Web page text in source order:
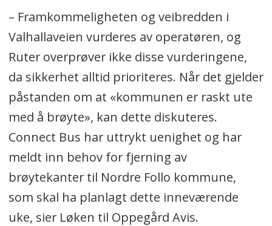
– Framkommeligheten og veibredden i
Valhallaveien vurderes av operatøren, og
Ruter overprøver ikke disse vurderingene,
da sikkerhet alltid prioriteres. Når det gjelder
påstanden om at «kommunen er raskt ute
med å brøyte», kan dette diskuteres.
Connect Bus har uttrykt uenighet og har
meldt inn behov for fjerning av
brøytekanter til Nordre Follo kommune,
som skal ha planlagt dette inneværende
uke, sier Løken til Oppegård Avis.